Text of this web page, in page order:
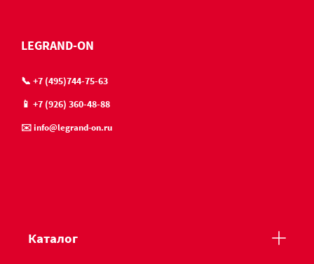
LEGRAND-ON
📞 +7 (495)744-75-63
📱 +7 (926) 360-48-88
✉️ info@legrand-on.ru
Каталог